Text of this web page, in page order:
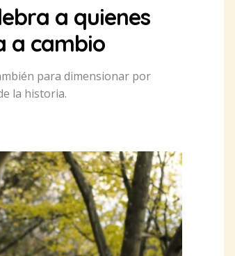
a quienes
a cambio
para dimensionar por
la historia.